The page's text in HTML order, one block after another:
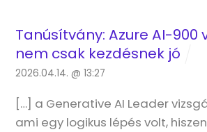
Tanúsítvány: Azure AI-900
nem csak kezdésnek jó
2026.04.14. @ 13:27
[…] a Generative AI Leader
ami egy logikus lépés volt,